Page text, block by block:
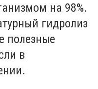
на 98%.
гидролиз
полезные
в